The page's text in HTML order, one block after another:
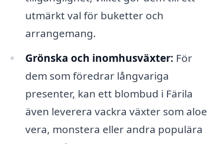
utmärkt val för buketter och
arrangemang.
Grönska och inomhusväxter: För
dem som föredrar långvariga
presenter, kan ett blombud i Färila
även leverera vackra växter som aloe
vera, monstera eller andra populära